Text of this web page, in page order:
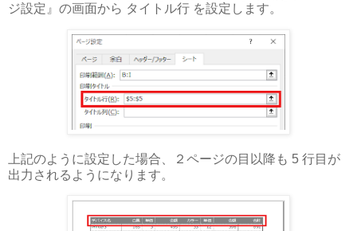
ジ設定』の画面から タイトル行 を設定します。
上記のように設定した場合、２ページの目以降も 5 行目が
出力されるようになります。